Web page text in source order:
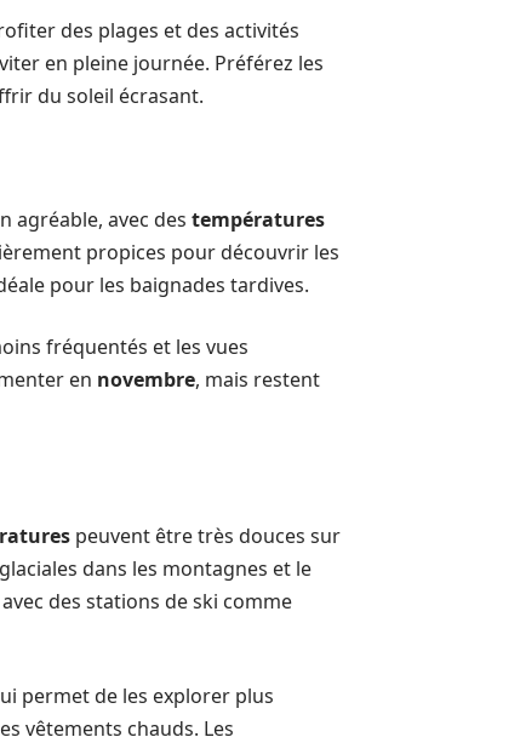
des plages et des activités
en pleine journée. Préférez les
du soleil écrasant.
agréable, avec des températures
propices pour découvrir les
pour les baignades tardives.
fréquentés et les vues
en novembre, mais restent
peuvent être très douces sur
dans les montagnes et le
des stations de ski comme
permet de les explorer plus
vêtements chauds. Les